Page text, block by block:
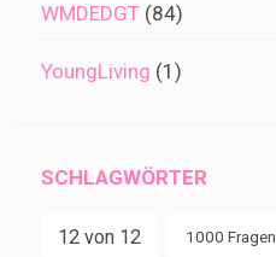
WMDEDGT (84)
YoungLiving (1)
SCHLAGWÖRTER
12 von 12 1000 Fragen